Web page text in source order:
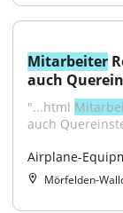
Mitarbeiter
auch
"...html
auch
Airplane-
Mörfelden-